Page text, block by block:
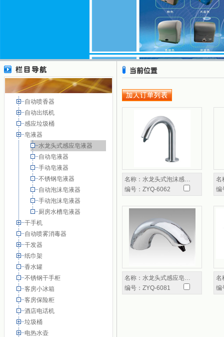
1
自动喷香器
自动出纸机
感应垃圾桶
皂液器
水龙头式感应皂液器
自动皂液器
手动皂液器
不锈钢皂液器
自动泡沫皂液器
手动泡沫皂液器
厨房水槽皂液器
干手机
自动喷雾消毒器
干发器
纸巾架
香水罐
不锈钢干手柜
客房小冰箱
客房保险柜
酒店电话机
垃圾桶
电热水壶
名称： 水龙头式泡沫感…
编号： ZYQ-6062
名
编
名称： 水龙头式感应皂…
编号： ZYQ-6081
名
编